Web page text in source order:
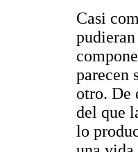
Casi
parecen
otro. De
del que
lo